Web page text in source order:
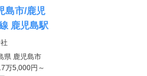
島市/鹿児
鹿児島駅
県 鹿児島市
万5,000円～